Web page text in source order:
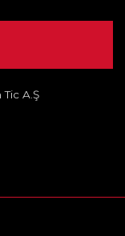
A.Ş